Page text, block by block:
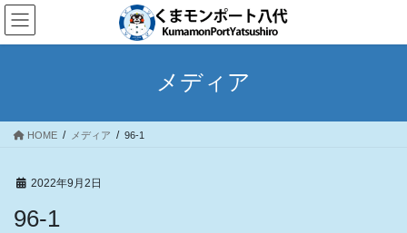
コ
ン
テ
ス
ナ
ビ
ゲ
ン
メディア
HOME メディア 96-1
2022年9月2日
96-1